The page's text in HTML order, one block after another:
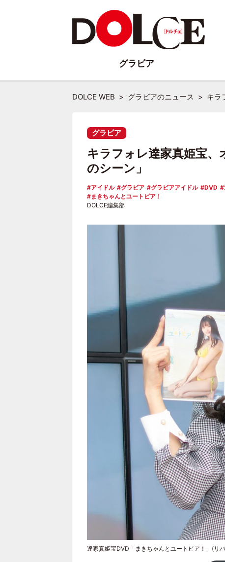
DOLCE WEB グラビアのニュース キラ
グラビア
キラフォレ達家真姫宝
のシーン」
アイドル グラビア グラビアアイドル DVD
まきちゃんとユートピア！
DOLCE編集部
達家真姫宝DVD「まきちゃんとユートピア！」(リ
グラビア